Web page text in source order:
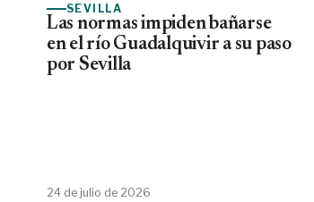
SEVILLA
Las normas impiden bañarse
en el río Guadalquivir a su paso
por Sevilla
24 de julio de 2026